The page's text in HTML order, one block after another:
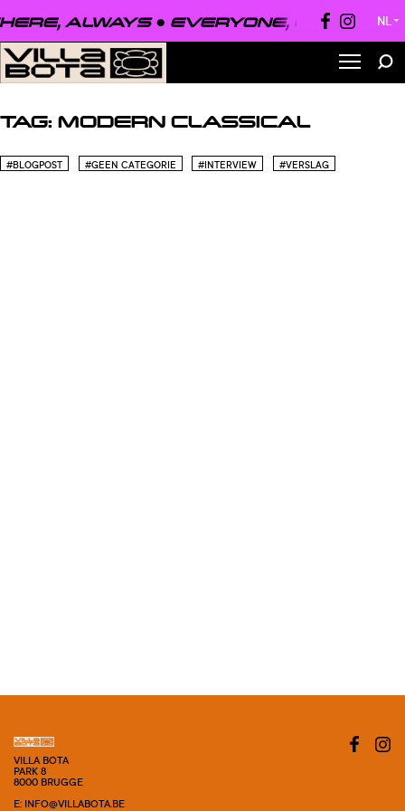
ALWAYS ● EVERYONE, NL ▼
TAG: MODERN CLASSICAL
#BLOGPOST #GEEN CATEGORIE #INTERVIEW #VERSLAG
VILLA BOTA
PARK 8
8000 BRUGGE
E: INFO@VILLABOTA.BE